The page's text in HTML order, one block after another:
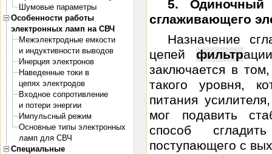
Шумовые параметры
Особенности работы
электронных ламп на СВЧ
Межэлектродные емкости
и индуктивности выводов
Инерция электронов
Наведенные токи в
цепях электродов
Входное сопротивление
и потери энергии
Импульсный режим
Основные типы электронных
ламп для СВЧ
Специальные
5. Одиночный
сглаживающего
Назначение
цепей фильтр
заключается в
такого уровня,
питания
мог подавить
способ
поступающего с